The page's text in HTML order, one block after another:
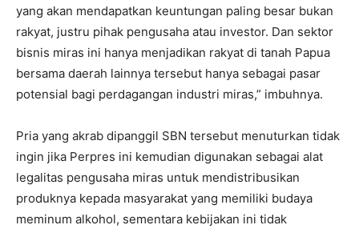
yang akan mendapatkan keuntungan paling besar bukan
rakyat, justru pihak pengusaha atau investor. Dan sektor
bisnis miras ini hanya menjadikan rakyat di tanah Papua
bersama daerah lainnya tersebut hanya sebagai pasar
potensial bagi perdagangan industri miras,” imbuhnya.
Pria yang akrab dipanggil SBN tersebut menuturkan tidak
ingin jika Perpres ini kemudian digunakan sebagai alat
legalitas pengusaha miras untuk mendistribusikan
produknya kepada masyarakat yang memiliki budaya
meminum alkohol, sementara kebijakan ini tidak